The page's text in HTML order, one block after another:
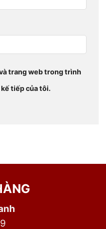
trang web trong trình
tiếp của tôi.
858 8989